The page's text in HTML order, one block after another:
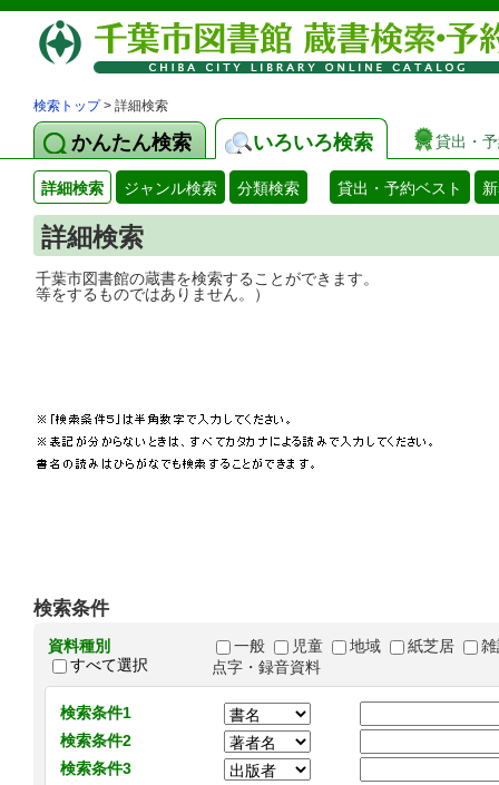
検索トップ> 詳細検索
かんたん検索 いろいろ検索 貸出・
詳細検索 ジャンル検索 分類検索 貸出・予約ベスト
詳細検索
千葉市図書館の蔵書を検索することがで
等をするものではありません。）
検索条件
資料種別
すべて選択
一般 児童 地域 紙芝居
点字・録音資料
検索条件1
検索条件2
検索条件3